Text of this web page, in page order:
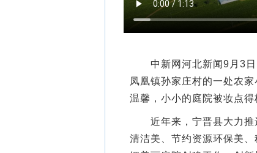
中新网河北新闻9月3日
凤凰镇孙家庄村的一处农
温馨，小小的庭院被妆点得
近年来，宁晋县大力推
清洁美、节约资源环保美